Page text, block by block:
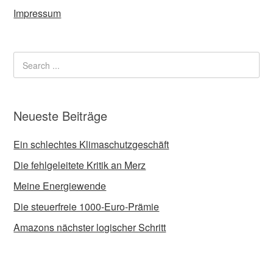
Impressum
Neueste Beiträge
Ein schlechtes Klimaschutzgeschäft
Die fehlgeleitete Kritik an Merz
Meine Energiewende
Die steuerfreie 1000-Euro-Prämie
Amazons nächster logischer Schritt